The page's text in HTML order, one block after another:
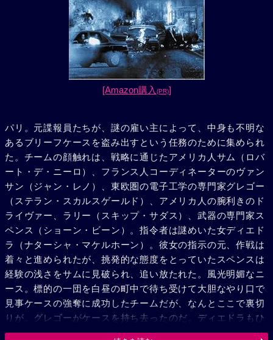
[Amazon購入 (PR)]
パリ。元諜報員たちが、謎の雇い主によって、中身も不明な
あるブリーフケースを盗み出すという任務のために集められ
た。チームの顔触れは、戦略に通じたアメリカ人サム（ロバ
ート・デ・ニーロ）、フランス人コーディネーターのヴァン
サン（ジャン・レノ）、東欧圏の電子工学の専門家グレゴー
（ステラン・スカルスゲールド）、アメリカ人の腕利きのド
ライヴァー、ラリー（スキップ・サダス）、武器の専門家ス
ペンス（ショーン・ビーン）。指令者は謎めいた女ディエド
ラ（ナターシャ・マケルホーン）。彼女の指示の元、作戦は
着々と進められたが、挑発的な態度をとっていたスペンスは
経験の浅さをサムに見破られ、追い放たれた。風光明媚なニ
ース。標的の一団を白昼の町中で待ち受けて大胆なやり口で
見事ケースの強奪に成功したチームだが、なんとここで裏切
りが。グレゴーがケースを持ち去ったのだ。ディエドラもひ
そかにシーマス（ジョナサン・プライス）という謎の男と接